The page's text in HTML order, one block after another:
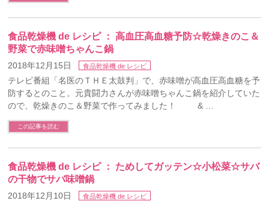
食品乾燥機 de レシピ ： 高血圧高血糖予防☆乾燥きのこ＆
野菜で赤味噌ちゃんこ鍋
2018年12月15日 食品乾燥機 de レシピ
テレビ番組「名医のＴＨＥ太鼓判」で、赤味噌が高血圧高血糖を予
防するとのこと。元貴闘力さんが赤味噌ちゃんこ鍋を紹介していた
ので、乾燥きのこ＆野菜で作ってみました！ & …
この記事を読む
食品乾燥機 de レシピ ： ためしてガッテン☆小松菜☆サバ
の干物でサバ味噌鍋
2018年12月10日 食品乾燥機 de レシピ